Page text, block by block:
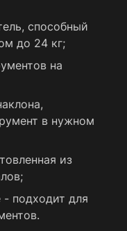
способный
до 24 кг;
на
в нужном
из
- подходит для